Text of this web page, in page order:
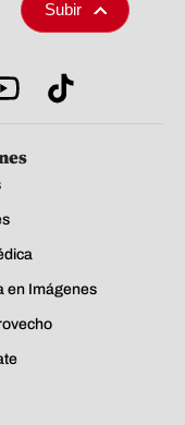
Subir
en Imágenes